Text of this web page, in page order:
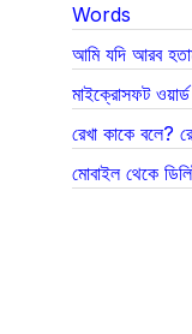
Words
আমি যদি আরব
মাইক্রোসফট
রেখা কাকে বলে?
মোবাইল থেকে